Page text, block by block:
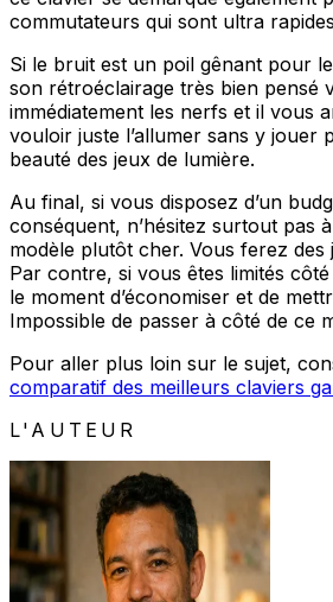
commutateurs qui sont ultra
Si le bruit est un poil gênant pour
son rétroéclairage très bien pensé
immédiatement les nerfs et il vous
vouloir juste l’allumer sans y jouer
beauté des jeux de lumière.
Au final, si vous disposez d’un
conséquent, n’hésitez surtout pas
modèle plutôt cher. Vous ferez
Par contre, si vous êtes limités
le moment d’économiser et de
Impossible de passer à côté de ce
Pour aller plus loin sur le sujet,
comparatif des meilleurs claviers
L'AUTEUR